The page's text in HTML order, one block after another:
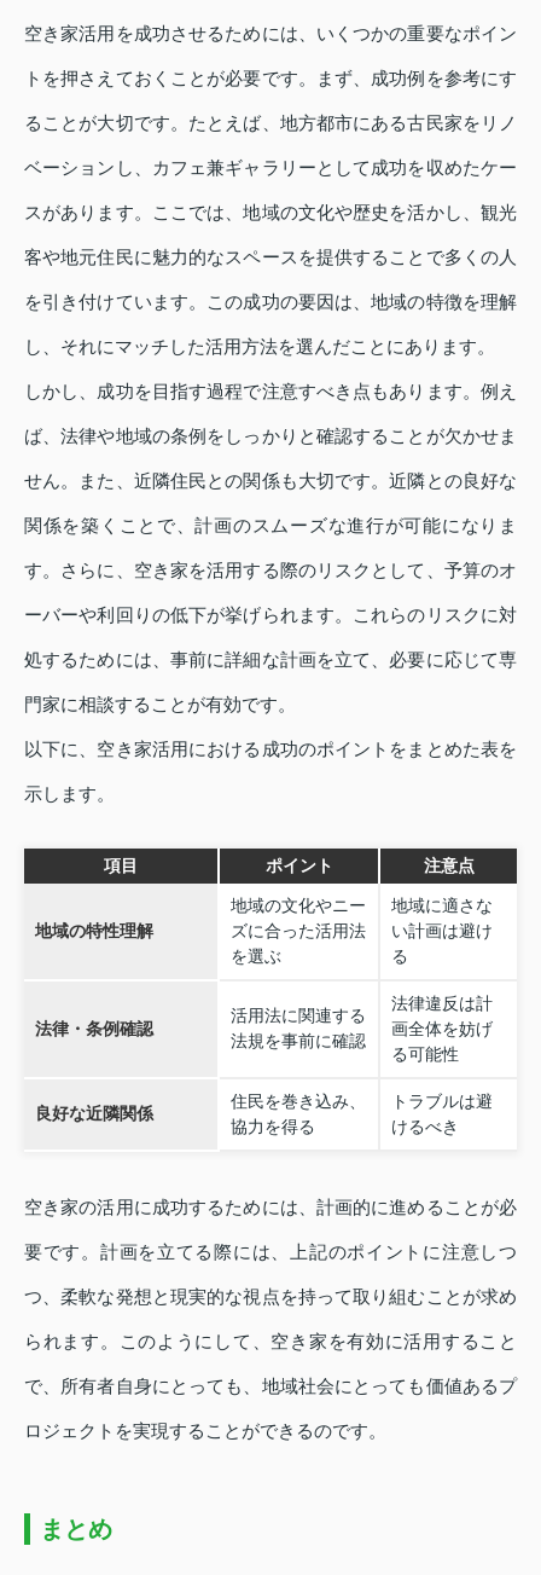
空き家活用を成功させるためには、いくつかの重要なポイン
トを押さえておくことが必要です。まず、成功例を参考にす
ることが大切です。たとえば、地方都市にある古民家をリノ
ベーションし、カフェ兼ギャラリーとして成功を収めたケー
スがあります。ここでは、地域の文化や歴史を活かし、観光
客や地元住民に魅力的なスペースを提供することで多くの人
を引き付けています。この成功の要因は、地域の特徴を理解
し、それにマッチした活用方法を選んだことにあります。
しかし、成功を目指す過程で注意すべき点もあります。例え
ば、法律や地域の条例をしっかりと確認することが欠かせま
せん。また、近隣住民との関係も大切です。近隣との良好な
関係を築くことで、計画のスムーズな進行が可能になりま
す。さらに、空き家を活用する際のリスクとして、予算のオ
ーバーや利回りの低下が挙げられます。これらのリスクに対
処するためには、事前に詳細な計画を立て、必要に応じて専
門家に相談することが有効です。
以下に、空き家活用における成功のポイントをまとめた表を
示します。
項目 ポイント 注意点
地域の特性理解
地域の文化やニー
ズに合った活用法
を選ぶ
地域に適さな
い計画は避け
る
法律・条例確認
活用法に関連する
法規を事前に確認
法律違反は計
画全体を妨げ
る可能性
良好な近隣関係
住民を巻き込み、
協力を得る
トラブルは避
けるべき
空き家の活用に成功するためには、計画的に進めることが必
要です。計画を立てる際には、上記のポイントに注意しつ
つ、柔軟な発想と現実的な視点を持って取り組むことが求め
られます。このようにして、空き家を有効に活用すること
で、所有者自身にとっても、地域社会にとっても価値あるプ
ロジェクトを実現することができるのです。
まとめ